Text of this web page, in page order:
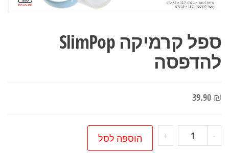
ספל קרמיקה SlimPop
להדפסה
39.90 ₪
-
כמות
של
+ הוספה לסל